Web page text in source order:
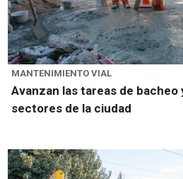
MANTENIMIENTO VIAL
Avanzan las tareas de
sectores de la ciudad